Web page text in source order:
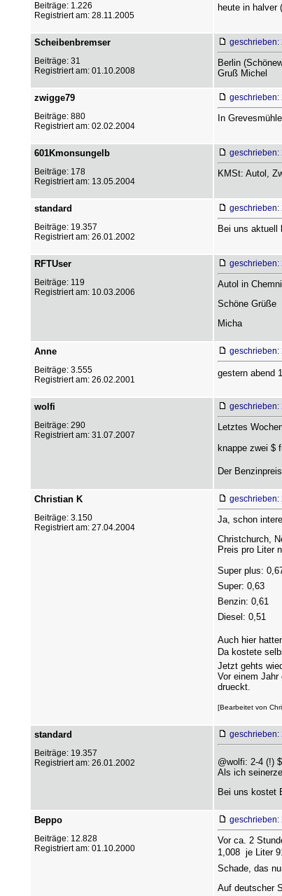
Beiträge: 1.226
Registriert am: 28.11.2005
heute in halver
Scheibenbremser
Beiträge: 31
Registriert am: 01.10.2008
geschrieben:
Berlin
Gruß Michel
zwigge79
Beiträge: 880
Registriert am: 02.02.2004
geschrieben:
In
601Kmonsungelb
Beiträge: 178
Registriert am: 13.05.2004
geschrieben:
KMSt: Autol,
standard
Beiträge: 19.357
Registriert am: 26.01.2002
geschrieben:
Bei uns aktuell
RFTUser
Beiträge: 119
Registriert am: 10.03.2006
geschrieben:
Autol in
Schöne Grüße
Micha
Anne
Beiträge: 3.555
Registriert am: 26.02.2001
geschrieben:
gestern abend
wolfi
Beiträge: 290
Registriert am: 31.07.2007
geschrieben:
Letztes
knappe zwei $
Der
Christian K
Beiträge: 3.150
Registriert am: 27.04.2004
geschrieben:
Ja, schon
Christchurch,
Preis pro Liter
Super plus: 0,67
Super: 0,63 
Benzin: 0,61 
Diesel: 0,51 
Auch hier
Da kostete
Jetzt gehts
Vor einem
drueckt.
[Bearbeitet von
standard
Beiträge: 19.357
Registriert am: 26.01.2002
geschrieben:
@wolfi: 2-4 (!) $
Als ich
Bei uns kostet
Beppo
Beiträge: 12.828
Registriert am: 01.10.2000
geschrieben:
Vor ca. 2
1,008  je Liter
Schade, das
Auf deutscher